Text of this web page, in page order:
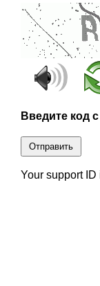
Введите код
Отправить
Your support